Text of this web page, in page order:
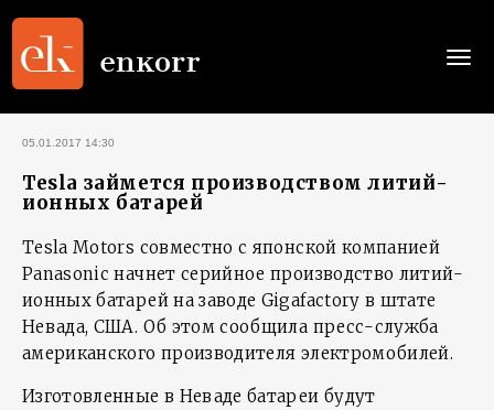
05.01.2017 14:30
Tesla займется производством литий-
ионных батарей
Tesla Motors совместно с японской компанией
Panasonic начнет серийное производство литий-
ионных батарей на заводе Gigafactory в штате
Невада, США. Об этом сообщила пресс-служба
американского производителя электромобилей.
Изготовленные в Неваде батареи будут